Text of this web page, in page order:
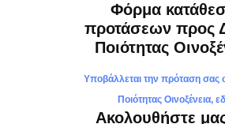
Φόρμα
προτάσεων προς
Ποιότητας
Υποβάλλεται την πρόταση σας
Ποιότητας Οινοξένεια,
Ακολουθήστε